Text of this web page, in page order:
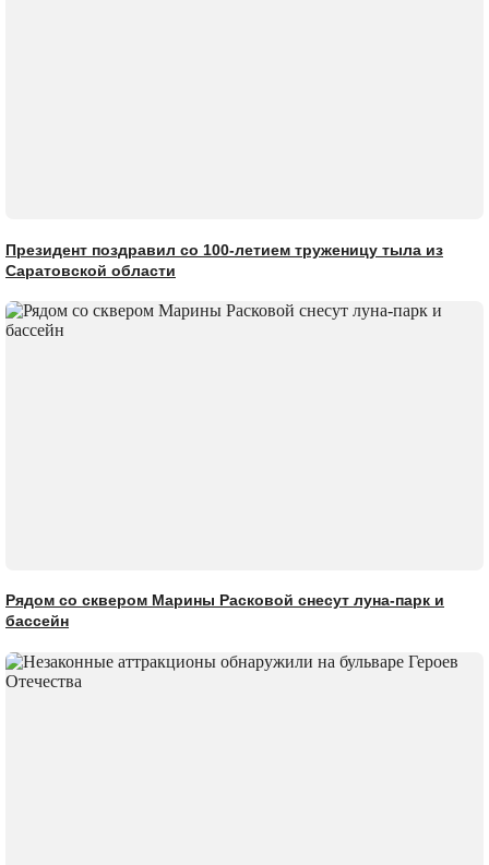
Президент поздравил со 100-летием труженицу тыла из
Саратовской области
Рядом со сквером Марины Расковой снесут луна-парк и
бассейн